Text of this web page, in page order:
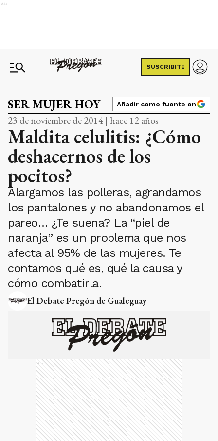
Ads
SUSCRIBITE
SER MUJER HOY Añadir como fuente en
23 de noviembre de 2014 | hace 12 años
Maldita celulitis: ¿Cómo
deshacernos de los
pocitos?
Alargamos las polleras, agrandamos
los pantalones y no abandonamos el
pareo… ¿Te suena? La “piel de
naranja” es un problema que nos
afecta al 95% de las mujeres. Te
contamos qué es, qué la causa y
cómo combatirla.
El Debate Pregón de Gualeguay
Ads